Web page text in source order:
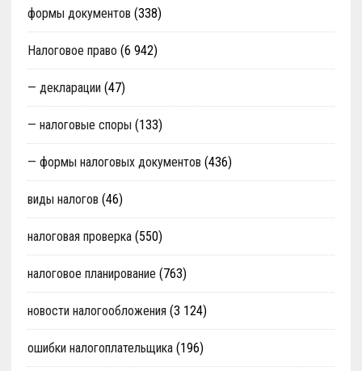
формы документов (338)
Налоговое право (6 942)
— декларации (47)
— налоговые споры (133)
— формы налоговых документов (436)
виды налогов (46)
налоговая проверка(550)
налоговое планирование (763)
новости налогообложения (3 124)
ошибки налогоплательщика(196)